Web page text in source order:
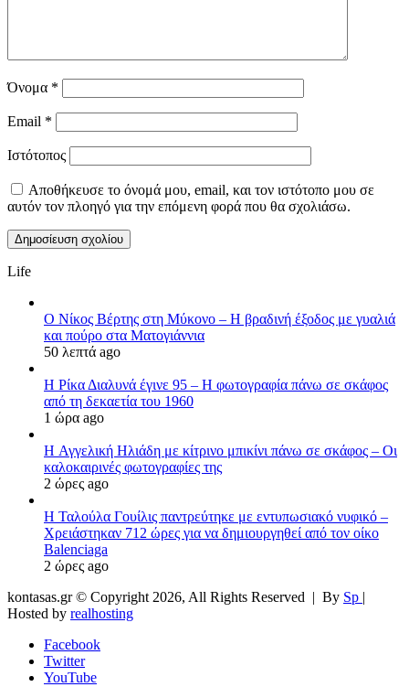
Όνομα *
Email *
Ιστότοπος
Αποθήκευσε το όνομά μου, email, και τον ιστότοπο μου σε
αυτόν τον πλοηγό για την επόμενη φορά που θα σχολιάσω.
Life
Ο Νίκος Βέρτης στη Μύκονο – Η βραδινή έξοδος με γυαλιά
και πούρο στα Ματογιάννια
50 λεπτά ago
Η Ρίκα Διαλυνά έγινε 95 – Η φωτογραφία πάνω σε σκάφος
από τη δεκαετία του 1960
1 ώρα ago
H Αγγελική Ηλιάδη με κίτρινο μπικίνι πάνω σε σκάφος – Οι
καλοκαιρινές φωτογραφίες της
2 ώρες ago
Η Ταλούλα Γουίλις παντρεύτηκε με εντυπωσιακό νυφικό –
Χρειάστηκαν 712 ώρες για να δημιουργηθεί από τον οίκο
Balenciaga
2 ώρες ago
kontasas.gr © Copyright 2026, All Rights Reserved | By Sp |
Hosted by realhosting
Facebook
Twitter
YouTube